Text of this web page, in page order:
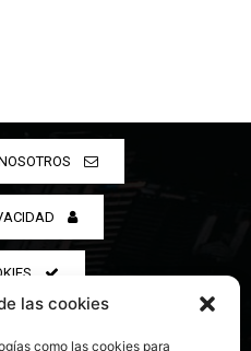
las cookies
como las cookies para